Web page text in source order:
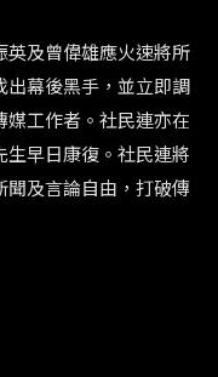
英及曾偉雄應火速將所
出幕後黑手，並立即調
工作者。社民連亦在
早日康復。社民連將
聞及言論自由，打破傳